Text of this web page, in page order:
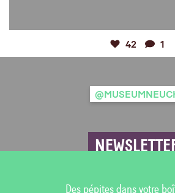
42 1
Des pépites dans votre